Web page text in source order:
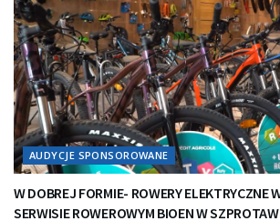
AUDYCJE SPONSOROWANE
W DOBREJ FORMIE- ROWERY ELEKTRYCZNE
SERWISIE ROWEROWYM BIOEN W